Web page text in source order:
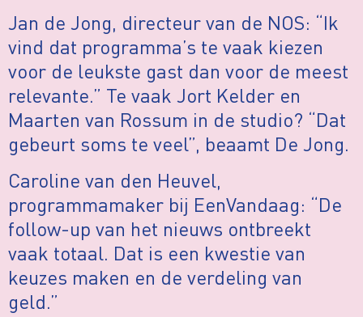
Jan de Jong, directeur van de NOS: “Ik
vind dat programma’s te vaak kiezen
voor de leukste gast dan voor de meest
relevante.” Te vaak Jort Kelder en
Maarten van Rossum in de studio? “Dat
gebeurt soms te veel”, beaamt De Jong.
Caroline van den Heuvel,
programmamaker bij EenVandaag: “De
follow-up van het nieuws ontbreekt
vaak totaal. Dat is een kwestie van
keuzes maken en de verdeling van
geld.”